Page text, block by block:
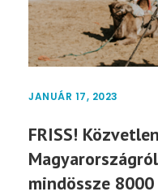
JANUÁR 17, 2023
FRISS!
mindössze